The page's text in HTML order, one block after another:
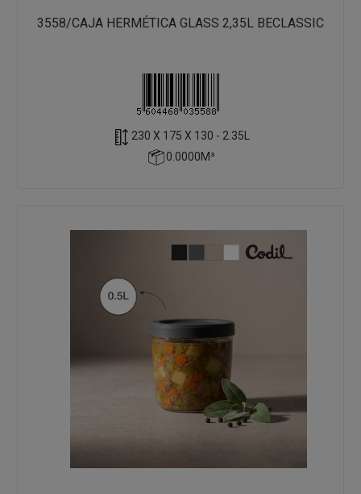
3558/CAJA HERMÉTICA GLASS 2,35L BECLASSIC
230 X 175 X 130 - 2.35L
0.0000M³